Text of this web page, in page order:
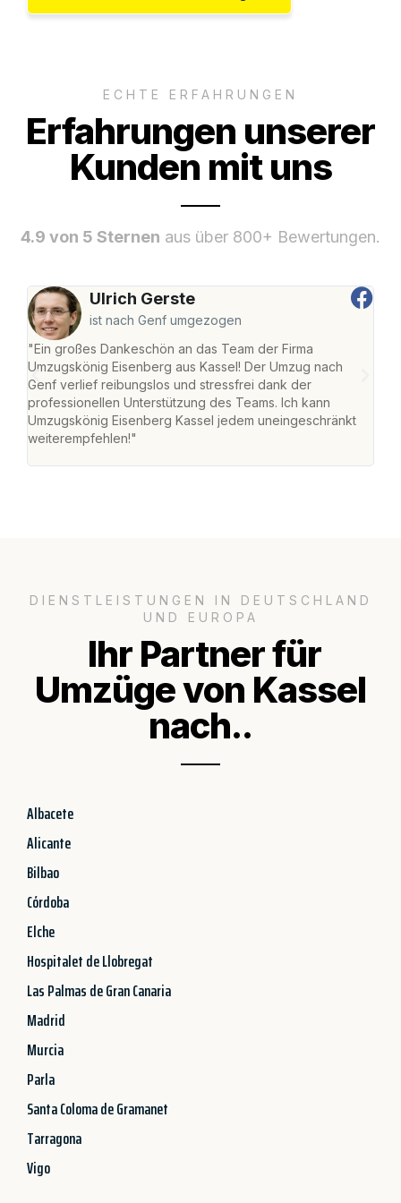
ECHTE ERFAHRUNGEN
Erfahrungen unserer
Kunden mit uns
4.9 von 5 Sternen aus über 800+ Bewertungen.
Ulrich Gerste
ist nach Genf umgezogen
"Ein großes Dankeschön an das Team der Firma
Umzugskönig Eisenberg aus Kassel! Der Umzug nach
Genf verlief reibungslos und stressfrei dank der
professionellen Unterstützung des Teams. Ich kann
Umzugskönig Eisenberg Kassel jedem uneingeschränkt
weiterempfehlen!"
DIENSTLEISTUNGEN IN DEUTSCHLAND
UND EUROPA
Ihr Partner für
Umzüge von Kassel
nach..
Albacete
Alicante
Bilbao
Córdoba
Elche
Hospitalet de Llobregat
Las Palmas de Gran Canaria
Madrid
Murcia
Parla
Santa Coloma de Gramanet
Tarragona
Vigo